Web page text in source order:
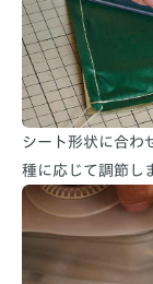
シート形状に合わ
種に応じて調節し